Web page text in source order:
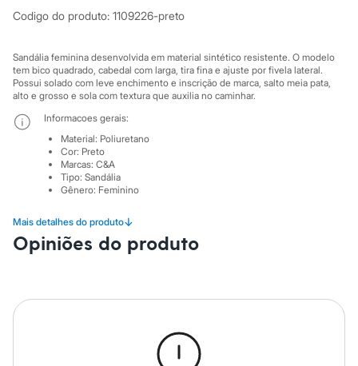
Rasteirinhas
Tênis
Marcas
City
Clock House
Mindset
Sawary
Yessica
Moda esportiva
Acessórios
Blusas
Leggings
Shorts e Bermudas
Tops
Meias
Codigo do produto: 1109226-preto
Sandália feminina desenvolvida em material sintético resistente. O modelo
tem bico quadrado, cabedal com larga, tira fina e ajuste por fivela lateral.
Possui solado com leve enchimento e inscrição de marca, salto meia pata,
alto e grosso e sola com textura que auxilia no caminhar.
Mais detalhes do produto↓
Informacoes gerais:
Material: Poliuretano
Cor: Preto
Marcas: C&A
Tipo: Sandália
Gênero: Feminino
Opiniões do produto